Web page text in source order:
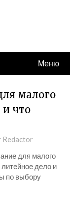
Меню
малого
и что
Redactor
для малого
дело и
по выбору